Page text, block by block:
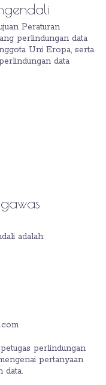
Peraturan
perlindungan data
Uni Eropa, serta
data
adalah:
perlindungan
pertanyaan
data.